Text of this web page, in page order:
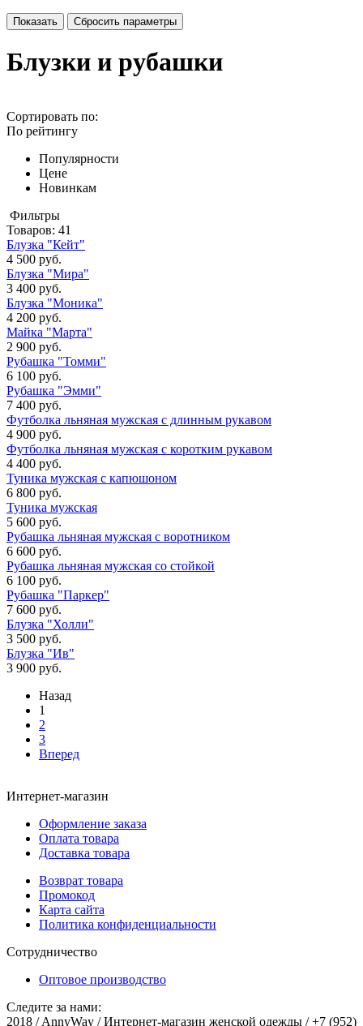
Блузки и рубашки
Сортировать по:
По рейтингу
Популярности
Цене
Новинкам
Фильтры
Товаров: 41
Блузка "Кейт"
4 500 руб.
Блузка "Мира"
3 400 руб.
Блузка "Моника"
4 200 руб.
Майка "Марта"
2 900 руб.
Рубашка "Томми"
6 100 руб.
Рубашка "Эмми"
7 400 руб.
Футболка льняная мужская с длинным рукавом
4 900 руб.
Футболка льняная мужская с коротким рукавом
4 400 руб.
Туника мужская с капюшоном
6 800 руб.
Туника мужская
5 600 руб.
Рубашка льняная мужская с воротником
6 600 руб.
Рубашка льняная мужская со стойкой
6 100 руб.
Рубашка "Паркер"
7 600 руб.
Блузка "Холли"
3 500 руб.
Блузка "Ив"
3 900 руб.
Назад
1
2
3
Вперед
Интернет-магазин
Оформление заказа
Оплата товара
Доставка товара
Возврат товара
Промокод
Карта сайта
Политика конфиденциальности
Сотрудничество
Оптовое производство
Следите за нами:
2018 / AnnyWay / Интернет-магазин женской одежды / +7 (952)